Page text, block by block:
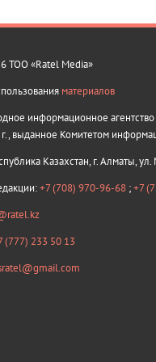
ТОО «Ratel Media»
материалов
информационное агентство
выданное Комитетом
Казахстан, г. Алматы,
+7 (708) 970-96-68 ;+7
(777) 233 50 13